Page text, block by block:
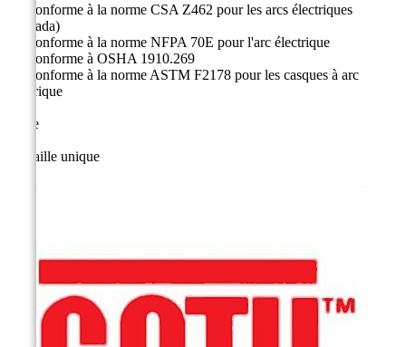
Conforme à la norme CSA Z462 pour les arcs électriques
(Canada)
Conforme à la norme NFPA 70E pour l'arc électrique
Conforme à OSHA 1910.269
Conforme à la norme ASTM F2178 pour les casques à arc
électrique
Taille
Taille unique